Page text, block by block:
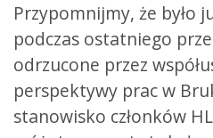
Przypomnijmy, że było
podczas ostatniego
odrzucone przez
perspektywy prac w
stanowisko członków